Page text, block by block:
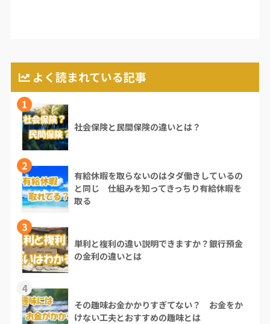
よく読まれている記事
1
社会保険と民間保険の違いとは？
2
有給休暇を取らないのはタダ働きしているの
と同じ 仕組みを知ってきっちり有給休暇を
取る
3
単利と複利の違い説明できますか？銀行預金
の金利の違いとは
4
その趣味お金かかりすぎてない？ お金をか
けない工夫とおすすめの趣味とは